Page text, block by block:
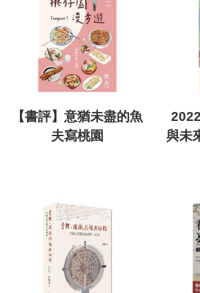
【書評】意猶未盡的魚
夫寫桃園
與